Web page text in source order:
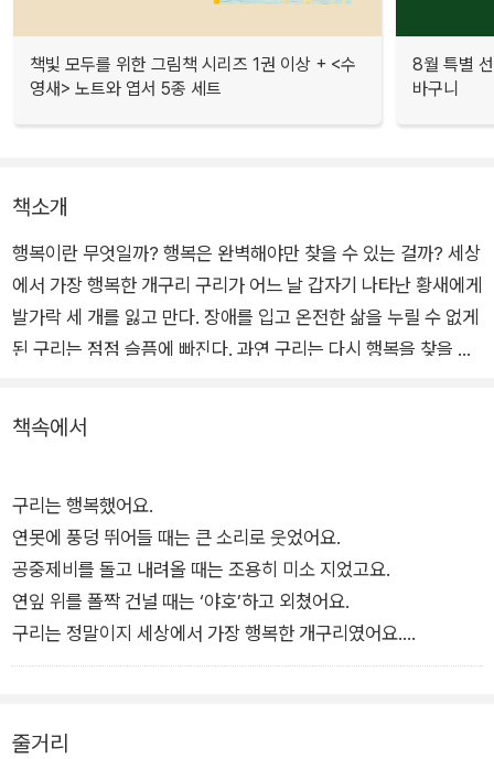
책빛 모두를 위한 그림책 시리즈 1권 이상 + <수
영새> 노트와 엽서 5종 세트
8월 특별
바구니
책소개
행복이란 무엇일까? 행복은 완벽해야만 찾을 수 있는 걸까? 세상
에서 가장 행복한 개구리 구리가 어느 날 갑자기 나타난 황새에게
발가락 세 개를 잃고 만다. 장애를 입고 온전한 삶을 누릴 수 없게
된 구리는 점점 슬픔에 빠진다. 과연 구리는 다시 행복을 찾을 수
오 우르베루아가 작가의 명쾌한 그림이 어린 독자들의 마음을 사
로잡는다. 삶의 변화와 상실 속에서 행복을 찾아가는 구리의 모습
나게 될 거라고 이야기한다.
책속에서
구리는 행복했어요.
연못에 풍덩 뛰어들 때는 큰 소리로 웃었어요.
공중제비를 돌고 내려올 때는 조용히 미소 지었고요.
연잎 위를 폴짝 건널 때는 ‘야호’하고 외쳤어요.
구리는 정말이지 세상에서 가장 행복한 개구리였어요.
어느 날 아침 황새와 마주치기 전까지는요.
줄거리